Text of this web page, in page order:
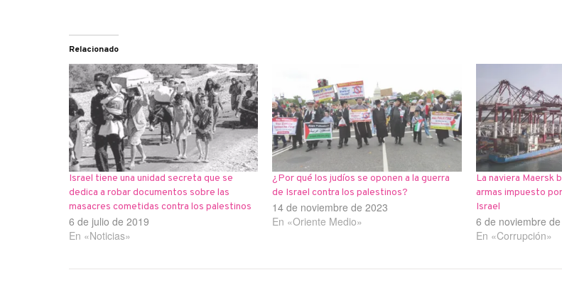
Relacionado
Israel tiene una unidad secreta que se
dedica a robar documentos sobre las
masacres cometidas contra los palestinos
6 de julio de 2019
En «Noticias»
¿Por qué los judíos se oponen a la guerra
de Israel contra los palestinos?
14 de noviembre de 2023
En «Oriente Medio»
La naviera Maersk
armas impuesto
Israel
6 de noviembre
En «Corrupción»